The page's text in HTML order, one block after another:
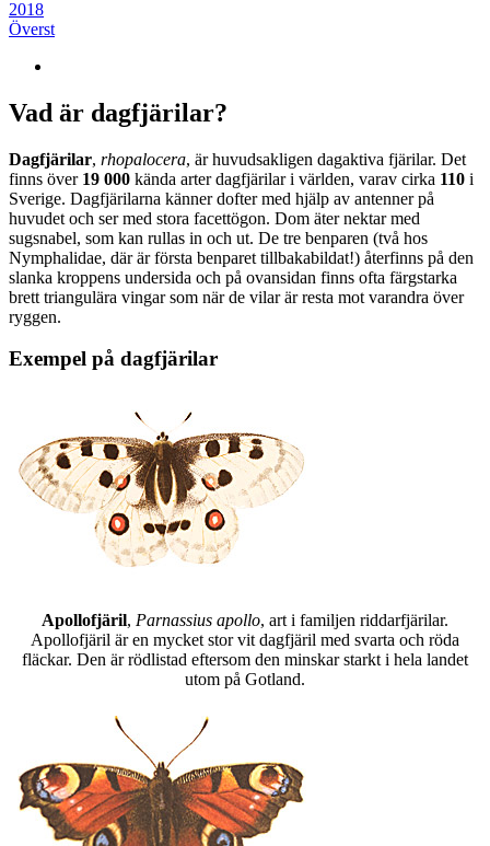
2018
Överst
Vad är dagfjärilar?
Dagfjärilar, rhopalocera, är huvudsakligen dagaktiva fjärilar. Det
finns över 19 000 kända arter dagfjärilar i världen, varav cirka 110 i
Sverige. Dagfjärilarna känner dofter med hjälp av antenner på
huvudet och ser med stora facettögon. Dom äter nektar med
sugsnabel, som kan rullas in och ut. De tre benparen (två hos
Nymphalidae, där är första benparet tillbakabildat!) återfinns på den
slanka kroppens undersida och på ovansidan finns ofta färgstarka
brett triangulära vingar som när de vilar är resta mot varandra över
ryggen.
Exempel på dagfjärilar
Apollofjäril, Parnassius apollo, art i familjen riddarfjärilar.
Apollofjäril är en mycket stor vit dagfjäril med svarta och röda
fläckar. Den är rödlistad eftersom den minskar starkt i hela landet
utom på Gotland.